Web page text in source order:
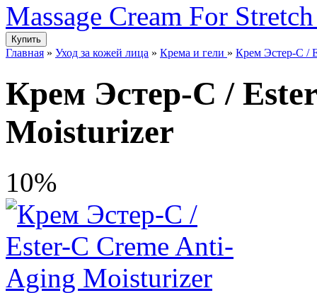
Massage Cream For
Главная » Уход за кожей лица » Крема и гели » Крем Эстер-С /
Крем Эстер-С /
Moisturizer
10%